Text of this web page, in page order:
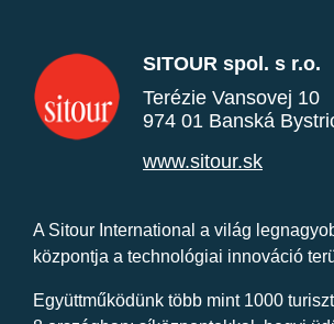
SITOUR spol. s r.o.
Terézie Vansovej 10
974 01 Banská
www.sitour.sk
A Sitour International a világ
központja a technológiai innováció
Együttműködünk több mint 1000